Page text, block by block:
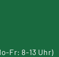
Fr: 8-13 Uhr)